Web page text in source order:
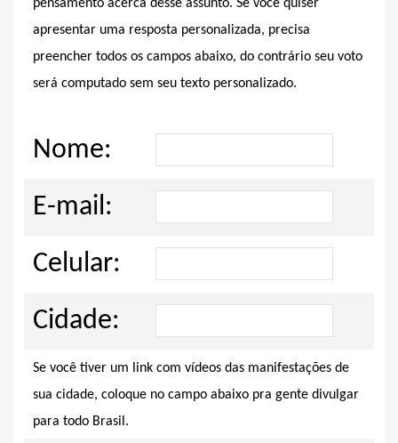
pensamento acerca desse assunto. Se você quiser
apresentar uma resposta personalizada, precisa
preencher todos os campos abaixo, do contrário seu voto
será computado sem seu texto personalizado.
Nome:
E-mail:
Celular:
Cidade:
Se você tiver um link com vídeos das manifestações de
sua cidade, coloque no campo abaixo pra gente divulgar
para todo Brasil.